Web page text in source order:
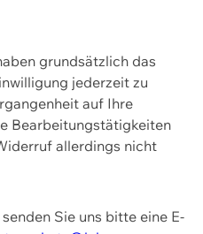
grundsätzlich das
jederzeit zu
auf Ihre
Bearbeitungstätigkeiten
allerdings nicht
Sie uns bitte eine E-